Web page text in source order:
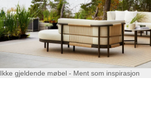
Ikke gjeldende møbel - Ment som inspirasjon